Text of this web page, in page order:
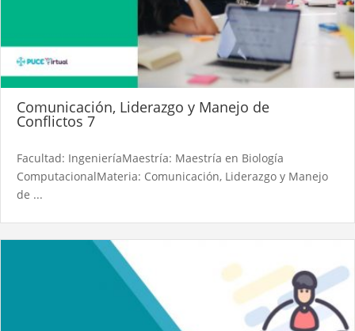
Comunicación, Liderazgo y Manejo de
Conflictos 7
Facultad: IngenieríaMaestría: Maestría en Biología
ComputacionalMateria: Comunicación, Liderazgo y Manejo
de ...